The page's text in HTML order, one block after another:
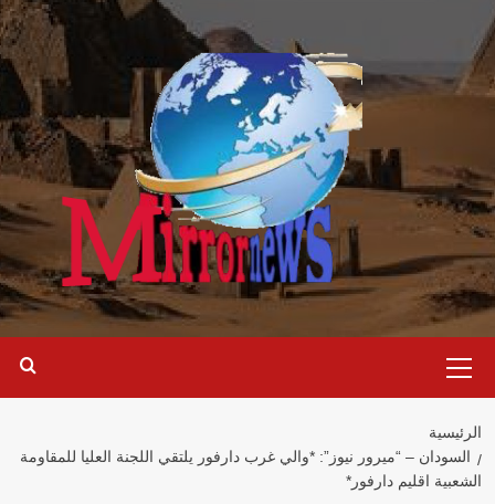
تخطي
إلى
المحتوى
الرئيسية
الرئيسية
السودان – “ميرور نيوز”: *والي غرب دارفور يلتقي اللجنة العليا للمقاومة
الشعبية اقليم دارفور*